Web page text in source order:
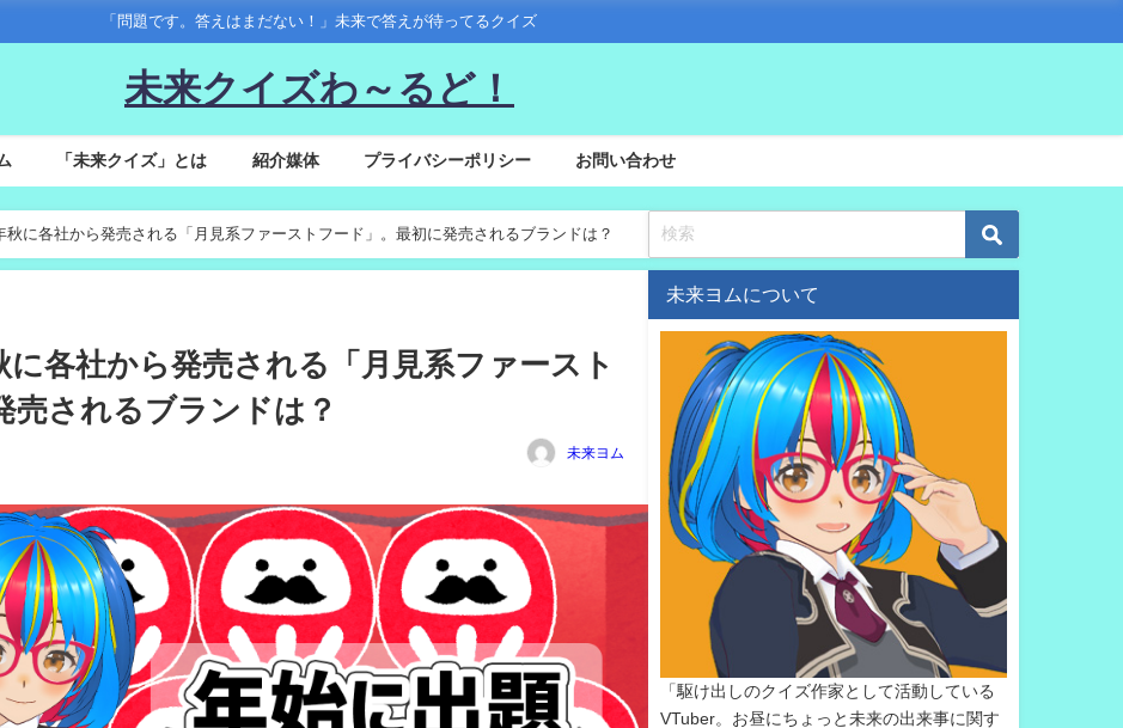
「問題です。答えはまだない！」未来で答えが待ってるクイズ
未来クイズわ～るど！
「未来クイズ」とは 紹介媒体 プライバシーポリシー お問い合わせ
秋に各社から発売される「月見系ファーストフード」。最初に発売されるブランドは？
に各社から発売される「月見系ファースト
売されるブランドは？
未来ヨム
未来ヨムについて
「駆け出しのクイズ作家として活動している
VTuber。お昼にちょっと未来の出来事に関す